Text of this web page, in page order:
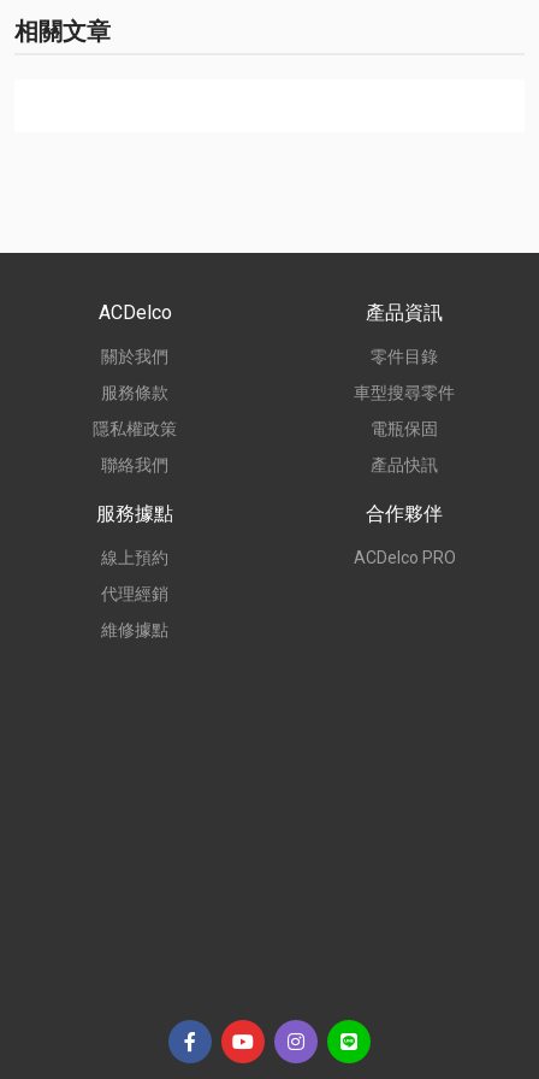
相關文章
ACDelco
關於我們
服務條款
隱私權政策
聯絡我們
產品資訊
零件目錄
車型搜尋零件
電瓶保固
產品快訊
服務據點
線上預約
代理經銷
維修據點
合作夥伴
ACDelco PRO